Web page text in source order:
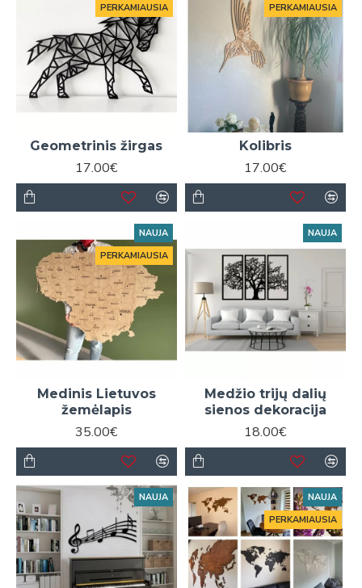
PERKAMIAUSIA
Geometrinis žirgas
17.00€
PERKAMIAUSIA
Kolibris
17.00€
NAUJA
PERKAMIAUSIA
Medinis Lietuvos
žemėlapis
35.00€
NAUJA
Medžio trijų dalių
sienos dekoracija
18.00€
NAUJA
NAUJA
PERKAMIAUSIA